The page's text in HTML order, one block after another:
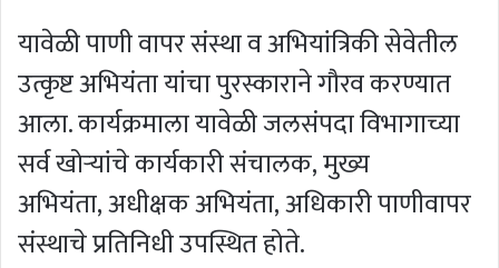
यावेळी पाणी वापर संस्था व अभियांत्रिकी सेवेतील
उत्कृष्ट अभियंता यांचा पुरस्काराने गौरव करण्यात
आला. कार्यक्रमाला यावेळी जलसंपदा विभागाच्या
सर्व खोऱ्यांचे कार्यकारी संचालक, मुख्य
अभियंता, अधीक्षक अभियंता, अधिकारी पाणीवापर
संस्थाचे प्रतिनिधी उपस्थित होते.